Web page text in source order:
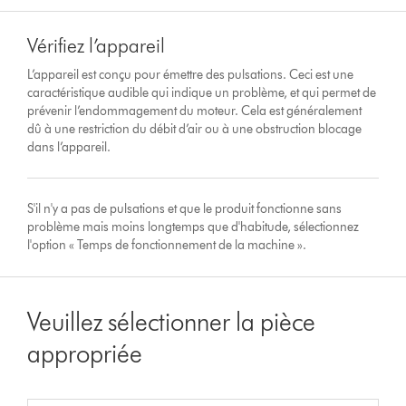
Vérifiez l’appareil
L’appareil est conçu pour émettre des pulsations. Ceci est une
caractéristique audible qui indique un problème, et qui permet de
prévenir l’endommagement du moteur. Cela est généralement
dû à une restriction du débit d’air ou à une obstruction blocage
dans l’appareil.
S'il n'y a pas de pulsations et que le produit fonctionne sans
problème mais moins longtemps que d'habitude, sélectionnez
l'option « Temps de fonctionnement de la machine ».
Veuillez sélectionner la pièce
appropriée